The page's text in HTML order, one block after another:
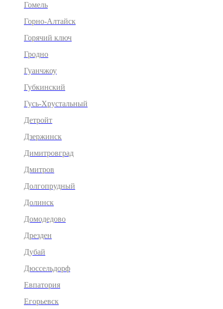
Гомель
Горно-Алтайск
Горячий ключ
Гродно
Гуанчжоу
Губкинский
Гусь-Хрустальный
Детройт
Дзержинск
Димитровград
Дмитров
Долгопрудный
Долинск
Домодедово
Дрезден
Дубай
Дюссельдорф
Евпатория
Егорьевск